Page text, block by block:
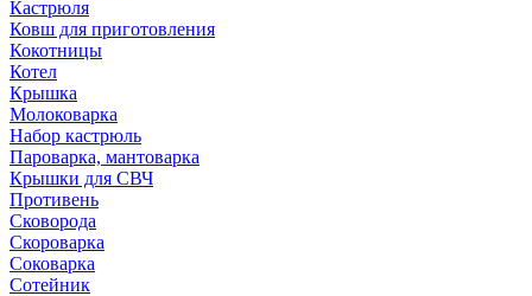
Кастрюля
Ковш для приготовления
Кокотницы
Котел
Крышка
Молоковарка
Набор кастрюль
Пароварка, мантоварка
Крышки для СВЧ
Противень
Сковорода
Скороварка
Соковарка
Сотейник